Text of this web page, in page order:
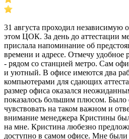
31 августа проходил независимую
этом ЦОК. За день до аттестации
прислала напоминание об
времени и адресе. Отмечу
- рядом со станцией метро. Сам
и уютный. В офисе имеются два
компьютерами для сдающих
размер офиса оказался
показалось большим плюсом. Было
чувствовать на таком важном и
внимание менеджера Кристины
на мне. Кристина любезно
доступно в самом офисе. Мне были